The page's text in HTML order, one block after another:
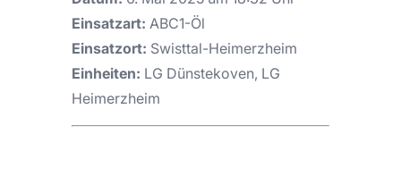
Einsatzart: ABC1-Öl
Einsatzort: Swisttal-Heimerzheim
Einheiten: LG Dünstekoven, LG
Heimerzheim